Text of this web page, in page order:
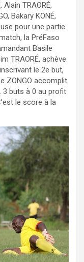
Alain TRAORÉ,
Bakary KONÉ,
pour une partie
la PréFaso
Basile
TRAORÉ, achève
le 2e but,
ZONGO accomplit
3 buts à 0 au profit
le score à la